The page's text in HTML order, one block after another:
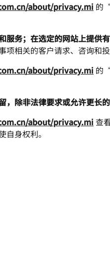
about/privacy.mi 的
服务；在选定的网站上提
项相关的客户请求、咨询和投
about/privacy.mi 的
除非法律要求或允许更长的
about/privacy.mi 查
身权利。